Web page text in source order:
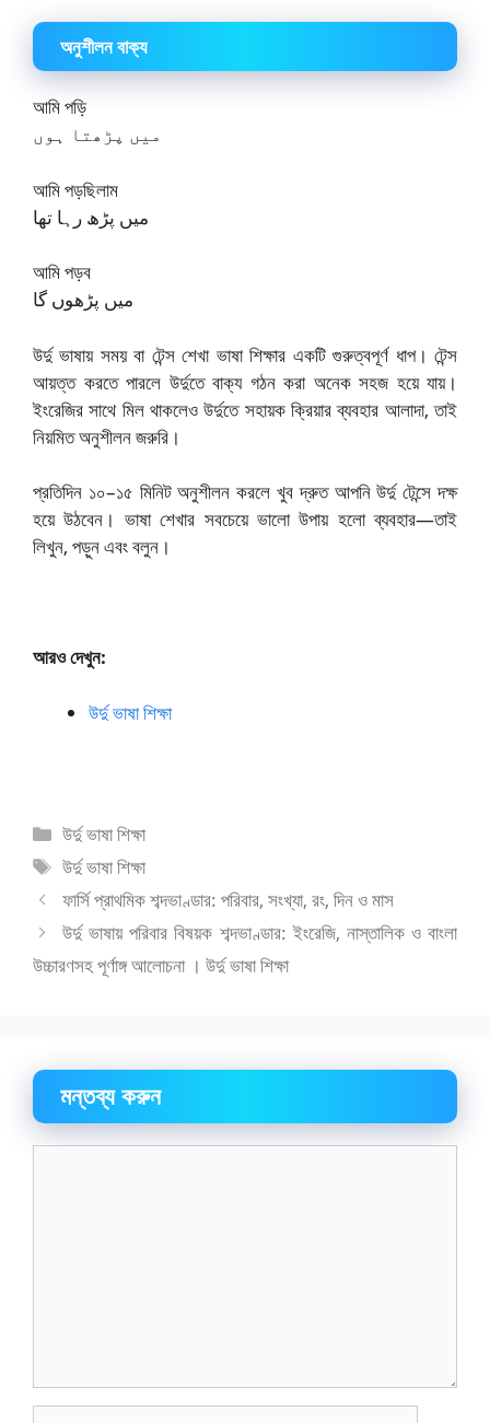
অনুশীলন বাক্য
আমি পড়ি
میں پڑھتا ہوں
আমি পড়ছিলাম
میں پڑھ رہا تھا
আমি পড়ব
میں پڑھوں گا
উর্দু ভাষায় সময় বা টেন্স শেখা ভাষা শিক্ষার একটি গুরুত্বপূর্ণ ধাপ। টেন্স
আয়ত্ত করতে পারলে উর্দুতে বাক্য গঠন করা অনেক সহজ হয়ে যায়।
ইংরেজির সাথে মিল থাকলেও উর্দুতে সহায়ক ক্রিয়ার ব্যবহার আলাদা, তাই
নিয়মিত অনুশীলন জরুরি।
প্রতিদিন ১০–১৫ মিনিট অনুশীলন করলে খুব দ্রুত আপনি উর্দু টেন্সে দক্ষ
হয়ে উঠবেন। ভাষা শেখার সবচেয়ে ভালো উপায় হলো ব্যবহার—তাই
লিখুন, পড়ুন এবং বলুন।
আরও দেখুন:
উর্দু ভাষা শিক্ষা
বিভাগ
সমূহ
উর্দু ভাষা শিক্ষা
ট্যাগ
সমূহ
উর্দু ভাষা শিক্ষা
ফার্সি প্রাথমিক শব্দভাণ্ডার: পরিবার, সংখ্যা, রং, দিন ও মাস
উর্দু ভাষায় পরিবার বিষয়ক শব্দভাণ্ডার: ইংরেজি, নাস্তালিক ও বাংলা
উচ্চারণসহ পূর্ণাঙ্গ আলোচনা । উর্দু ভাষা শিক্ষা
মন্তব্য করুন